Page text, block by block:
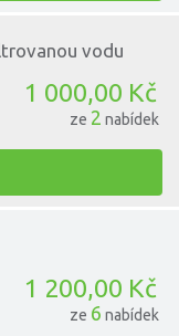
vodu
1 000,00 Kč
ze 2 nabídek
1 200,00 Kč
ze 6 nabídek